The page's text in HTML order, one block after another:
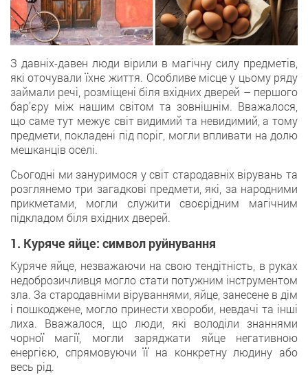
З давніх-давен люди вірили в магічну силу предметів,
які оточували їхнє життя. Особливе місце у цьому ряду
займали речі, розміщені біля вхідних дверей – першого
бар’єру між нашим світом та зовнішнім. Вважалося,
що саме тут межує світ видимий та невидимий, а тому
предмети, покладені під поріг, могли впливати на долю
мешканців оселі.
Сьогодні ми зануримося у світ стародавніх вірувань та
розглянемо три загадкові предмети, які, за народними
прикметами, могли служити своєрідним магічним
підкладом біля вхідних дверей.
1. Куряче яйце: символ руйнування
Куряче яйце, незважаючи на свою тендітність, в руках
недоброзичливця могло стати потужним інструментом
зла. За стародавніми віруваннями, яйце, занесене в дім
і пошкоджене, могло принести хвороби, невдачі та інші
лиха. Вважалося, що люди, які володіли знаннями
чорної магії, могли заряджати яйце негативною
енергією, спрямовуючи її на конкретну людину або
весь рід.